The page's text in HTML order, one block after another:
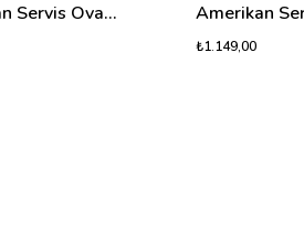
Amerikan Servis Oval Savana
₺1.149,00